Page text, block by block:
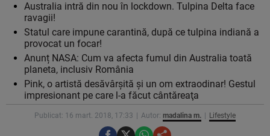
Australia intră din nou în lockdown. Tulpina Delta face
ravagii!
Statul care impune carantină, după ce tulpina indiană a
provocat un focar!
Anunț NASA: Cum va afecta fumul din Australia toată
planeta, inclusiv România
Pink, o artistă desăvârşită şi un om extraodinar! Gestul
impresionant pe care l-a făcut cântăreaţa
Publicat: 16 mart. 2018, 17:33 Autor: madalina m. Lifestyle